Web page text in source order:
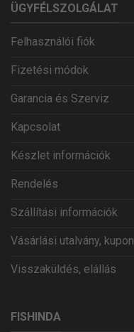
ÜGYFÉLSZOLGÁLAT
Felhasználói fiók
Fizetési módok
Garancia és Szerviz
Kapcsolat
Készlet információk
Rendelés
Szállítási információk
Vásárlási utalvány, kupon
Visszaküldés, elállás
FISHINDA